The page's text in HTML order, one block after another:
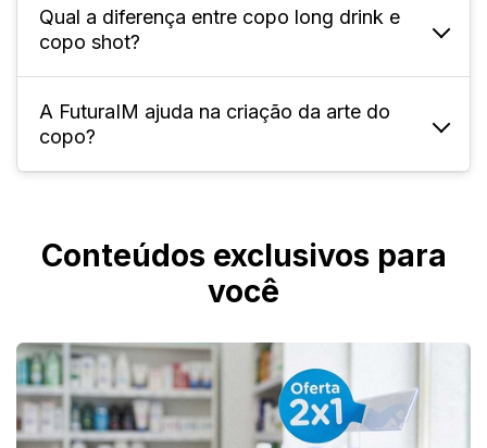
casamentos e ações promocionais.
Não. Por ser de PS, não é recomendado usar
no freezer nem em lava-louças, pois
temperaturas extremas podem deformar ou
danificar o material.
Qual a diferença entre copo long drink e
copo shot?
O Long Drink é alto, estreito e comporta 350
ml, ideal para coquetéis longos; o shot é
baixo, pequeno e comporta cerca de 30 ml a
A FuturaIM ajuda na criação da arte do
copo?
IMbatível para criação profissional da arte ou
a Checagem IMbatível para conferência
técnica do arquivo.
Conteúdos exclusivos para
você